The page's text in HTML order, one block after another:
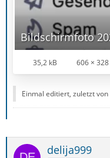
Bildschirmfoto
35,2 kB 606 × 328
Einmal editiert, zuletzt von
delija999